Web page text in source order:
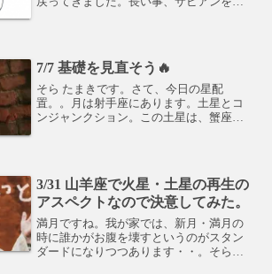
7/7 基礎を見直そう🔥
そら たまきです。さて、今日の星配
置。。月は射手座にあります。土星とコ
ンジャンクション。この土星は、蟹座の
有意義に物事を進めて行け...
3/31 山羊座で火星・土星の再生の
アスペクトなので決意してみた。
満月ですね。我が家では、新月・満月の
時に誰かがお腹を壊すというのがスタン
ダードになりつつあります・・。そらた